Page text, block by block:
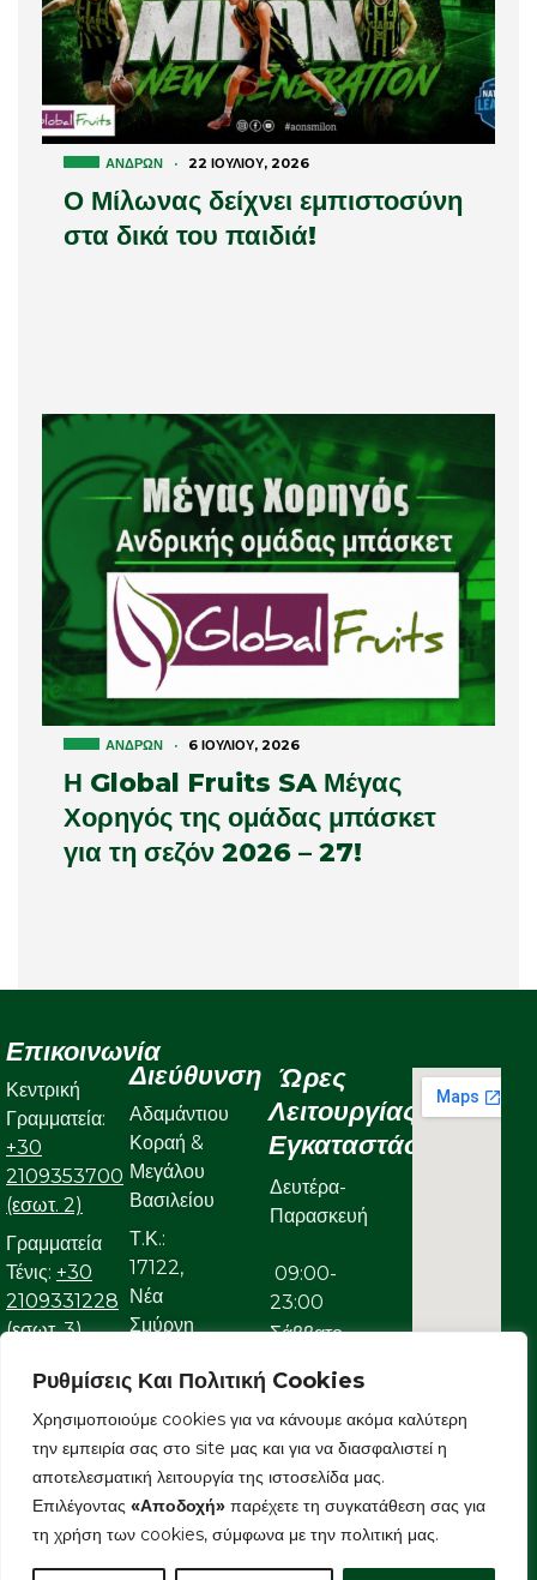
Ρυθμίσεις Και Πολιτική Cookies
Χρησιμοποιούμε cookies για να κάνουμε ακόμα καλύτερη
την εμπειρία σας στο site μας και για να διασφαλιστεί η
αποτελεσματική λειτουργία της ιστοσελίδα μας.
Επιλέγοντας «Αποδοχή» παρέχετε τη συγκατάθεση σας για
τη χρήση των cookies, σύμφωνα με την πολιτική μας.
ΑΝΔΡΏΝ · 22 ΙΟΥΛΊΟΥ, 2026
Ο Μίλωνας δείχνει εμπιστοσύνη
στα δικά του παιδιά!
ΑΝΔΡΏΝ · 6 ΙΟΥΛΊΟΥ, 2026
Η Global Fruits SA Μέγας
Χορηγός της ομάδας μπάσκετ
για τη σεζόν 2026 – 27!
Επικοινωνία
Κεντρική
Γραμματεία:
+30
2109353700
(εσωτ. 2)
Γραμματεία
Τένις: +30
2109331228
(εσωτ. 3)
Γραμματεία
Κολυμβητικού:
+30
2109323632
info@aonsmilon.gr
Διεύθυνση
Αδαμάντιου
Κοραή &
Μεγάλου
Βασιλείου
Τ.Κ.:
17122,
Νέα
Σμύρνη
Ώρες
Λειτουργίας
Εγκαταστάσεων
Δευτέρα-
Παρασκευή
09:00-
23:00
Σάββατο
09:00-
22:00
Κυριακή
09:00-
22:00